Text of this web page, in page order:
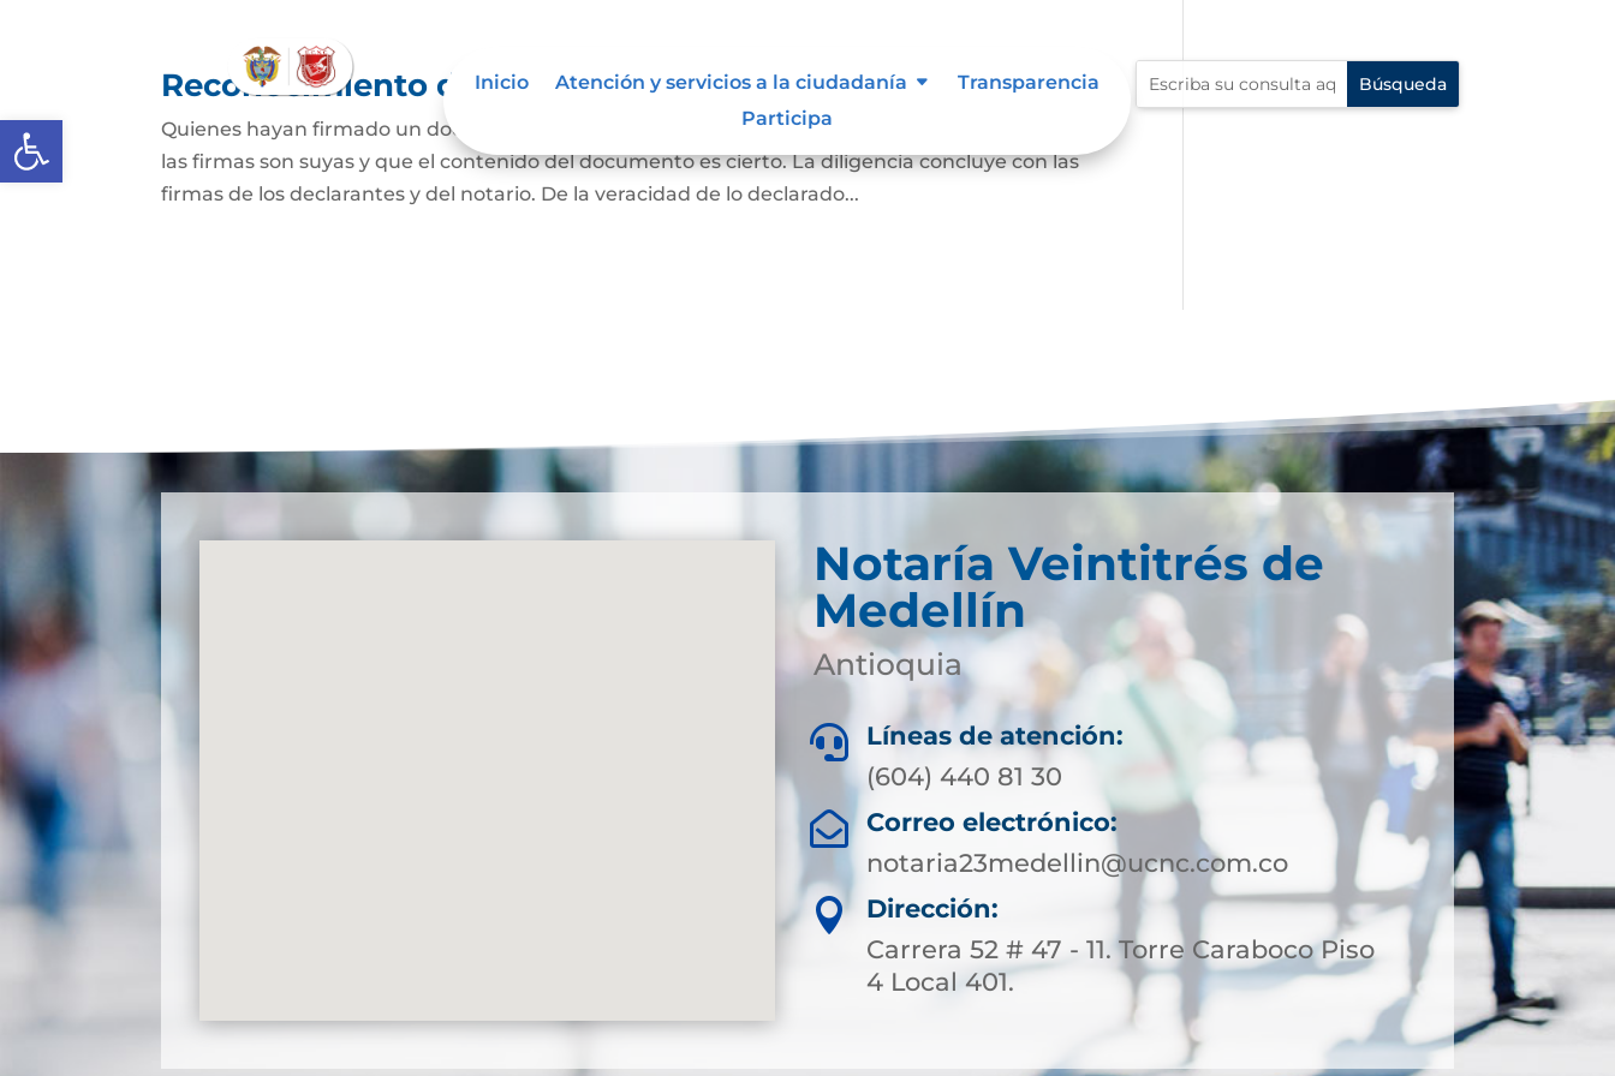
Abrir barra de herramientas
Inicio Atención y servicios a la ciudadanía
Transparencia
Participa
Reconocimiento de firma y contenido
Quienes hayan firmado un documento privado podrán acudir ante el notario para declarar que
las firmas son suyas y que el contenido del documento es cierto. La diligencia concluye con las
firmas de los declarantes y del notario. De la veracidad de lo declarado...
Notaría Veintitrés de
Medellín
Antioquia

Líneas de atención:
(604) 440 81 30

Correo electrónico:
notaria23medellin@ucnc.com.co

Dirección:
Carrera 52 # 47 - 11. Torre Caraboco Piso
4 Local 401.